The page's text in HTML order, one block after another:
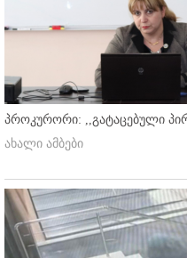
პროკურორი: ,,გატაცებული
ახალი ამბები